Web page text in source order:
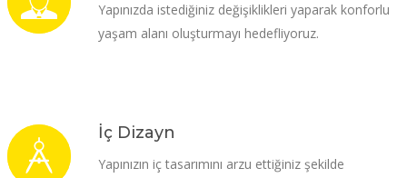
Yapınızda istediğiniz değişiklikleri yaparak konforlu
yaşam alanı oluşturmayı hedefliyoruz.
İç Dizayn
Yapınızın iç tasarımını arzu ettiğiniz şekilde